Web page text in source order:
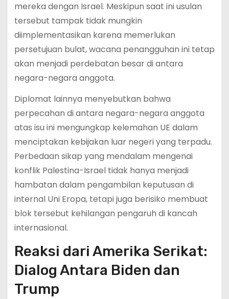
mereka dengan Israel. Meskipun saat ini usulan
tersebut tampak tidak mungkin
diimplementasikan karena memerlukan
persetujuan bulat, wacana penangguhan ini tetap
akan menjadi perdebatan besar di antara
negara-negara anggota.
Diplomat lainnya menyebutkan bahwa
perpecahan di antara negara-negara anggota
atas isu ini mengungkap kelemahan UE dalam
menciptakan kebijakan luar negeri yang terpadu.
Perbedaan sikap yang mendalam mengenai
konflik Palestina-Israel tidak hanya menjadi
hambatan dalam pengambilan keputusan di
internal Uni Eropa, tetapi juga berisiko membuat
blok tersebut kehilangan pengaruh di kancah
internasional.
Reaksi dari Amerika Serikat:
Dialog Antara Biden dan
Trump